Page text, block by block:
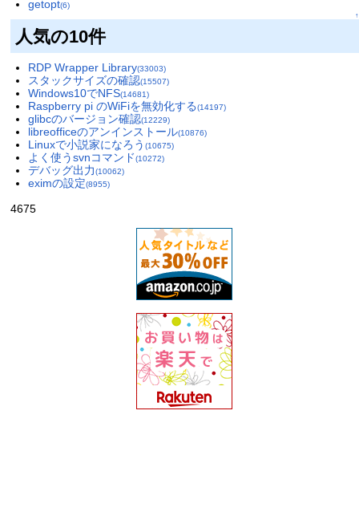
getopt(6)
↑
人気の10件
RDP Wrapper Library(33003)
スタックサイズの確認(15507)
Windows10でNFS(14681)
Raspberry pi のWiFiを無効化する(14197)
glibcのバージョン確認(12229)
libreofficeのアンインストール(10876)
Linuxで小説家になろう (10675)
よく使うsvnコマンド(10272)
デバッグ出力(10062)
eximの設定(8955)
4675